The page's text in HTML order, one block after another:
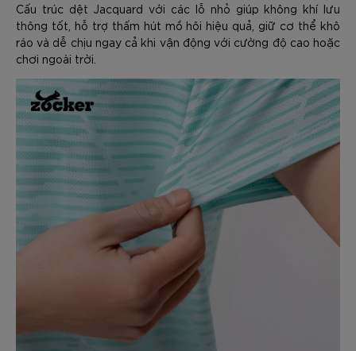
Cấu trúc dệt Jacquard với các lỗ nhỏ giúp không khí lưu
thông tốt, hỗ trợ thấm hút mồ hôi hiệu quả, giữ cơ thể khô
ráo và dễ chịu ngay cả khi vận động với cường độ cao hoặc
chơi ngoài trời.